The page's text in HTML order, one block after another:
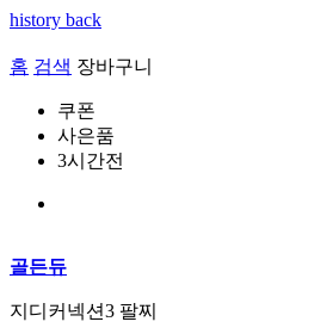
history back
홈 검색 장바구니
쿠폰
사은품
3시간전
골든듀
지디커넥션3 팔찌